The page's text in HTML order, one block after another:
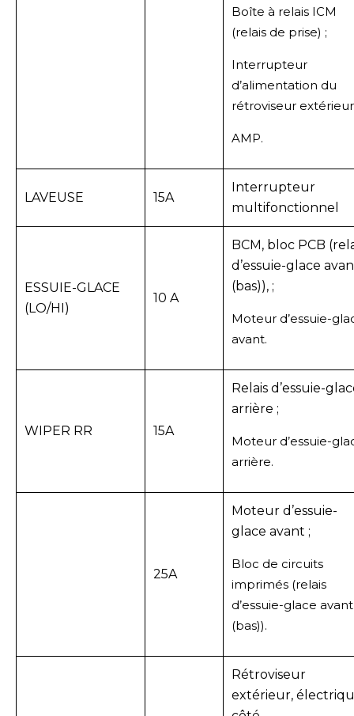
Boîte à relais ICM
(relais de prise) ;
Interrupteur
d’alimentation du
rétroviseur
AMP.
LAVEUSE 15A
Interrupteur
multifonctionnel
ESSUIE-GLACE
(LO/HI)
10 A
BCM, bloc PCB
d’essuie-glace
(bas)), ;
Moteur d’essuie-
avant.
WIPER RR 15A
Relais d’essuie-
arrière ;
Moteur d’essuie-
arrière.
25A
Moteur d’essuie-
glace avant ;
Bloc de circuits
imprimés (relais
d’essuie-glace avant
(bas)).
Rétroviseur
extérieur,